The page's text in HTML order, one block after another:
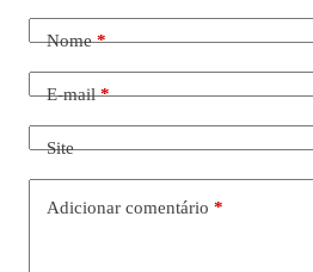
Nome*
E-mail*
Site
Adicionar comentário *